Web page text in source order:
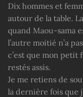
Dix hommes et
autour de la table.
quand Maou-sama
l’autre moitié n’a
c’est que mon
restés assis.
Je me retiens de
la dernière fois que